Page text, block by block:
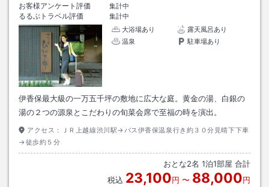
お客様アンケート評価
集計中
るるぶトラベル評価
集計中
大浴場あり
露天風呂あり
温泉
駐車場あり
伊香保最大級の一万五千坪の敷地に広大な庭。黄金の湯、白銀の
湯の２つの源泉とこだわりの旬菜会席で至福の時を演出。
アクセス：
ＪＲ上越線渋川駅→バス伊香保温泉行き約３０分見晴下下車
→徒歩約５分
おとな2名 1泊1部屋 合計
税込 23,100円 〜 88,000円